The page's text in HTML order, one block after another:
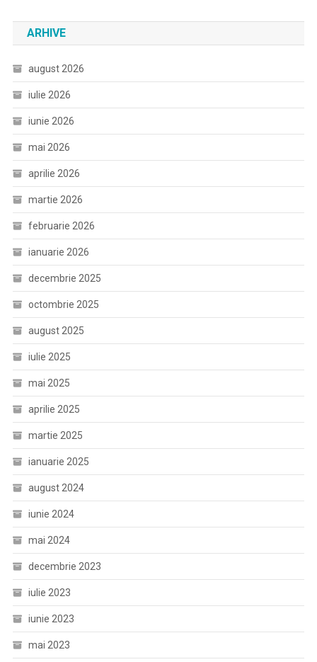
ARHIVE
august 2026
iulie 2026
iunie 2026
mai 2026
aprilie 2026
martie 2026
februarie 2026
ianuarie 2026
decembrie 2025
octombrie 2025
august 2025
iulie 2025
mai 2025
aprilie 2025
martie 2025
ianuarie 2025
august 2024
iunie 2024
mai 2024
decembrie 2023
iulie 2023
iunie 2023
mai 2023